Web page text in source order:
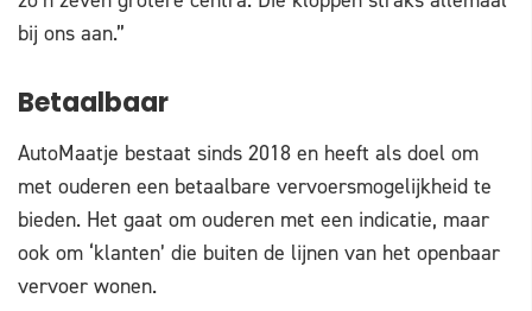
bij ons aan.”
Betaalbaar
AutoMaatje bestaat sinds 2018 en heeft als doel om
met ouderen een betaalbare vervoersmogelijkheid te
bieden. Het gaat om ouderen met een indicatie, maar
ook om ‘klanten’ die buiten de lijnen van het openbaar
vervoer wonen.